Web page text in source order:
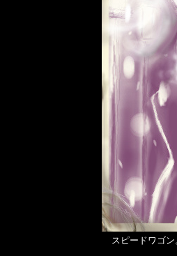
スピードワゴ